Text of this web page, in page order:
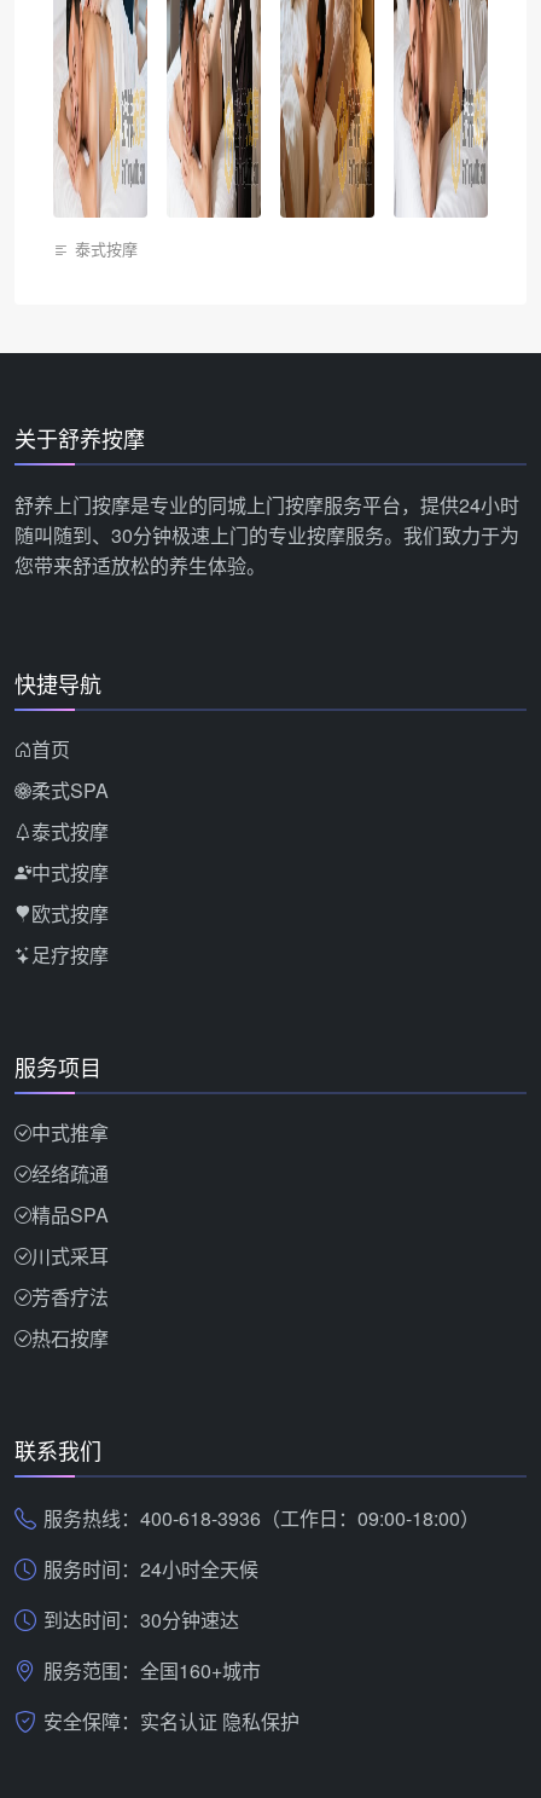
泰式按摩
关于舒养按摩
舒养上门按摩是专业的同城上门按摩服务平台，提供24小时
随叫随到、30分钟极速上门的专业按摩服务。我们致力于为
您带来舒适放松的养生体验。
快捷导航
首页
柔式SPA
泰式按摩
中式按摩
欧式按摩
足疗按摩
服务项目
中式推拿
经络疏通
精品SPA
川式采耳
芳香疗法
热石按摩
联系我们
服务热线：400-618-3936（工作日：09:00-18:00）
服务时间：24小时全天候
到达时间：30分钟速达
服务范围：全国160+城市
安全保障：实名认证 隐私保护